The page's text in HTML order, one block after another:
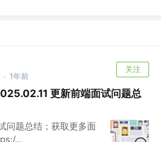
· 1年前
关注
更新前端面试问题总
问题总结；获取更多面
...